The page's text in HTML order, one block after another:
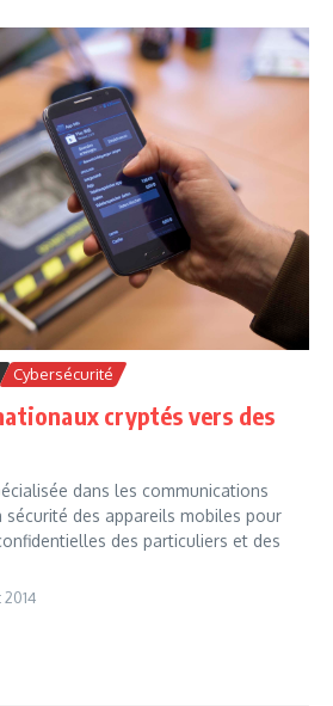
Cybersécurité
cryptés vers des
dans les communications
des appareils mobiles pour
des particuliers et des